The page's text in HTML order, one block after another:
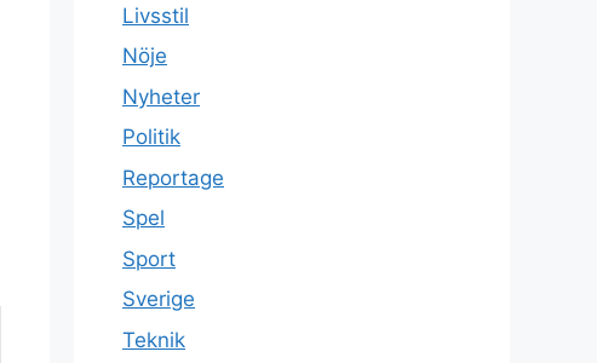
Livsstil
Nöje
Nyheter
Politik
Reportage
Spel
Sport
Sverige
Teknik